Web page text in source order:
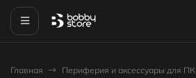
Главная Периферия и аксессуары для ПК